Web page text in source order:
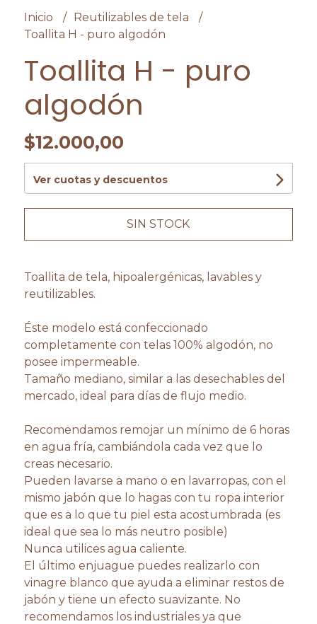
Inicio
Reutilizables de tela
Toallita H - puro algodón
Toallita H - puro
algodón
$12.000,00
Ver cuotas y descuentos
SIN STOCK
Toallita de tela, hipoalergénicas, lavables y
reutilizables.
Éste modelo está confeccionado
completamente con telas 100% algodón, no
posee impermeable.
Tamaño mediano, similar a las desechables del
mercado, ideal para días de flujo medio.
Recomendamos remojar un mínimo de 6 horas
en agua fría, cambiándola cada vez que lo
creas necesario.
Pueden lavarse a mano o en lavarropas, con el
mismo jabón que lo hagas con tu ropa interior
que es a lo que tu piel esta acostumbrada (es
ideal que sea lo más neutro posible)
Nunca utilices agua caliente.
El último enjuague puedes realizarlo con
vinagre blanco que ayuda a eliminar restos de
jabón y tiene un efecto suavizante. No
recomendamos los industriales ya que